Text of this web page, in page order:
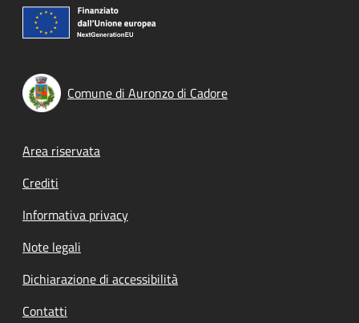
Comune di Auronzo di Cadore
Footer menu
Area riservata
Crediti
Informativa privacy
Note legali
Dichiarazione di accessibilità
Contatti